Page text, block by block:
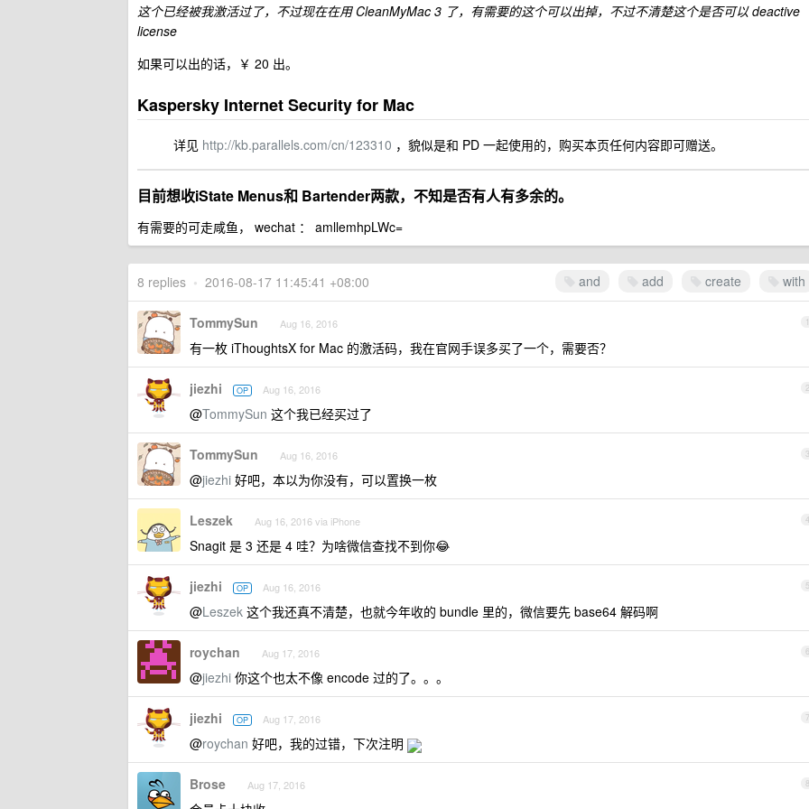
这个已经被我激活过了，不过现在在用 CleanMyMac 3 了，有需要的这个可以出掉，不过不清楚这个是否可以 deactive
license
如果可以出的话，￥ 20 出。
Kaspersky Internet Security for Mac
详见 http://kb.parallels.com/cn/123310 ，貌似是和 PD 一起使用的，购买本页任何内容即可赠送。
目前想收iState Menus和 Bartender两款，不知是否有人有多余的。
有需要的可走咸鱼， wechat ： amllemhpLWc=
and add create with
8 replies • 2016-08-17 11:45:41 +08:00
1
TommySun Aug 16, 2016
有一枚 iThoughtsX for Mac 的激活码，我在官网手误多买了一个，需要否？
2
jiezhi OP Aug 16, 2016
@TommySun 这个我已经买过了
3
TommySun Aug 16, 2016
@jiezhi 好吧，本以为你没有，可以置换一枚
4
Leszek Aug 16, 2016 via iPhone
Snagit 是 3 还是 4 哇？为啥微信查找不到你😂
5
jiezhi OP Aug 16, 2016
@Leszek 这个我还真不清楚，也就今年收的 bundle 里的，微信要先 base64 解码啊
6
roychan Aug 17, 2016
@jiezhi 你这个也太不像 encode 过的了。。。
7
jiezhi OP Aug 17, 2016
@roychan 好吧，我的过错，下次注明
8
Brose Aug 17, 2016